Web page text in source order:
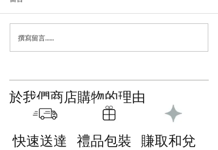
撰寫留言......
於我們商店購物的理由
快速送達
禮品包裝 賺取和兌